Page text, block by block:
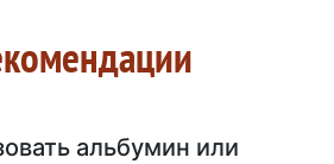
альбумин или